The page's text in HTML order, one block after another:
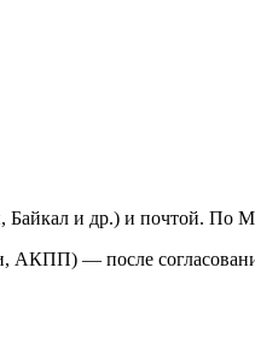
и др.) и почтой. По
АКПП) — после